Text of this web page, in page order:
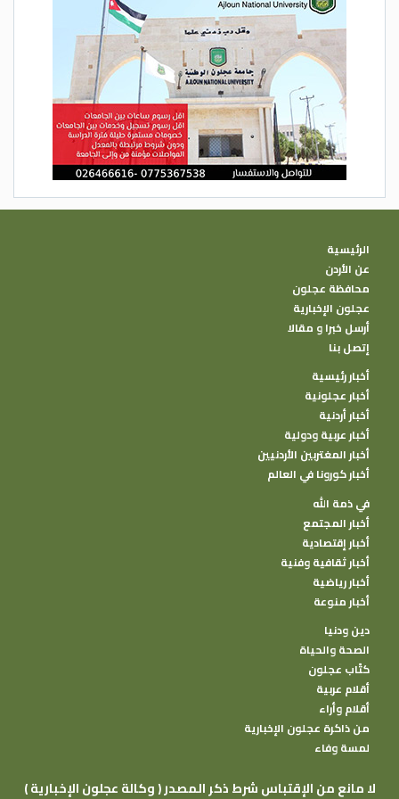
الغابات ودورها في السياحة وأنواع الأشجار
المعمرة والتاريخية الموجودة في دبين بشكل
خاص.
وأوضح أن وجود الغزلان في المشروع، يضفي
عليه ميزات طبيعية جاذبة للسياحة، وتمنح
البيئة فائضا من سحر الطبيعة وجمالها،
لتمتعها بمزايا أخرى، كانتشار أشجار البلوط
والسنديان واللزاب القديمة في رحابها، وأنواع
الرئيسية
عن الأردن
محافظة عجلون
عجلون الإخبارية
أرسل خبرا و مقالا
إتصل بنا
أخبار رئيسية
أخبار عجلونية
أخبار أردنية
أخبار عربية ودولية
أخبار المغتربين الأردنيين
أخبار كورونا في العالم
في ذمة الله
أخبار المجتمع
أخبار إقتصادية
أخبار ثقافية وفنية
أخبار رياضية
أخبار منوعة
دين ودنيا
الصحة والحياة
كتًاب عجلون
أقلام عربية
أقلام وأراء
من ذاكرة عجلون الإخبارية
لمسة وفاء
( وكالة عجلون الإخبارية ) لا مانع من الإقتباس شرط ذكر المصدر